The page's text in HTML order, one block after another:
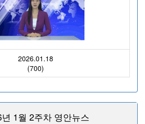
2026.01.18
(700)
1월 2주차 영안뉴스